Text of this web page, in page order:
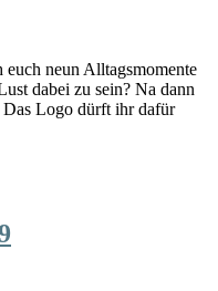
neun Alltagsmomente
dabei zu sein? Na dann
Logo dürft ihr dafür